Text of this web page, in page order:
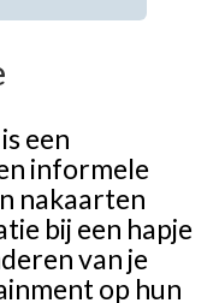
een
informele
nakaarten
bij een hapje
van je
op hun